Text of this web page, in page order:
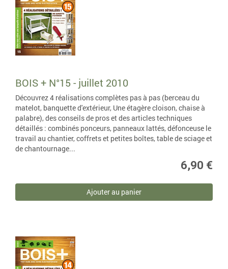
BOIS + N°15 - juillet 2010
Découvrez 4 réalisations complètes pas à pas (berceau du
matelot, banquette d'extérieur, Une étagère cloison, chaise à
palabre), des conseils de pros et des articles techniques
détaillés : combinés ponceurs, panneaux lattés, défonceuse le
travail au chantier, coffrets et petites boîtes, table de sciage et
de chantournage...
6,90 €
Ajouter au panier